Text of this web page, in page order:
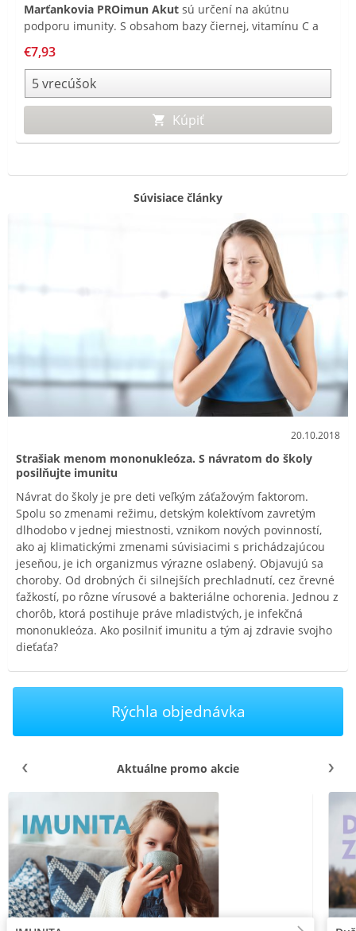
Marťankovia PROimun Akut sú určení na akútnu
podporu imunity. S obsahom bazy čiernej, vitamínu C a
Navyše obsahujú Medovku lekársku, ktorá upokojuje a
podporuje zdravie dýchacích ciest.
€7,93
Kúpiť
Súvisiace články
20.10.2018
Strašiak menom mononukleóza. S návratom do školy
posilňujte imunitu
Návrat do školy je pre deti veľkým záťažovým faktorom.
Spolu so zmenami režimu, detským kolektívom zavretým
dlhodobo v jednej miestnosti, vznikom nových povinností,
ako aj klimatickými zmenami súvisiacimi s prichádzajúcou
jeseňou, je ich organizmus výrazne oslabený. Objavujú sa
choroby. Od drobných či silnejších prechladnutí, cez črevné
ťažkostí, po rôzne vírusové a bakteriálne ochorenia. Jednou z
chorôb, ktorá postihuje práve mladistvých, je infekčná
mononukleóza. Ako posilniť imunitu a tým aj zdravie svojho
dieťaťa?
Rýchla objednávka
Aktuálne promo akcie